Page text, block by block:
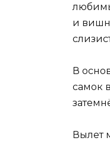
и
В
самок
Вылет